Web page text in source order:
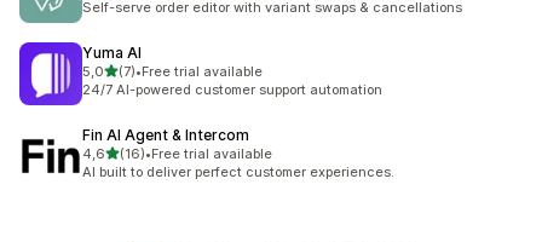
Self-serve order editor with variant swaps & cancellations
Yuma AI
5,0/ 5 tähteä
(7)
7 arvostelua yhteensä
•Free trial available
24/7 AI-powered customer support automation
Fin AI Agent & Intercom
4,6/ 5 tähteä
(16)
16 arvostelua yhteensä
•Free trial available
AI built to deliver perfect customer experiences.